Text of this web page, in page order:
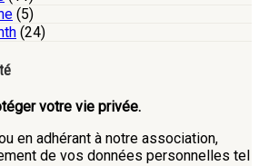
(5)
(24)
votre vie privée.
en adhérant à notre association,
de vos données personnelles tel